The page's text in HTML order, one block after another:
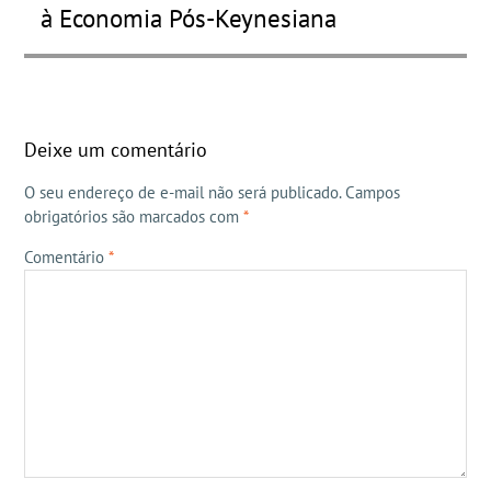
à Economia Pós-Keynesiana
Deixe um comentário
O seu endereço de e-mail não será publicado. Campos
obrigatórios são marcados com *
Comentário *